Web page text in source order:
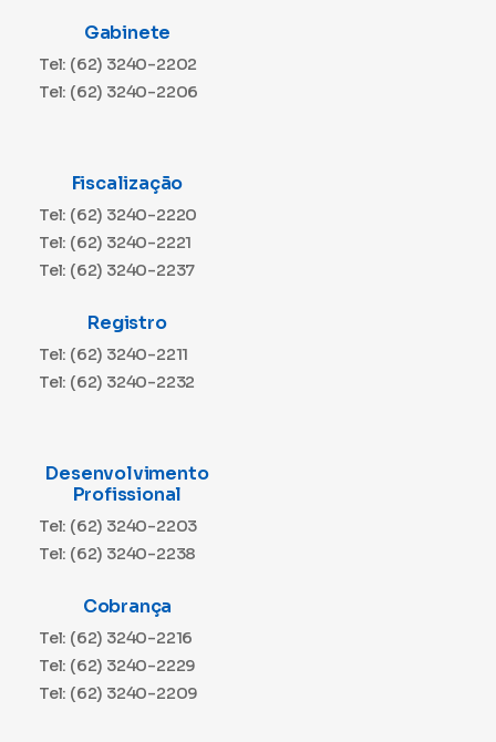
Gabinete
Tel: (62) 3240-2202
Tel: (62) 3240-2206
Fiscalização
Tel: (62) 3240-2220
Tel: (62) 3240-2221
Tel: (62) 3240-2237
Registro
Tel: (62) 3240-2211
Tel: (62) 3240-2232
Desenvolvimento
Profissional
Tel: (62) 3240-2203
Tel: (62) 3240-2238
Cobrança
Tel: (62) 3240-2216
Tel: (62) 3240-2229
Tel: (62) 3240-2209